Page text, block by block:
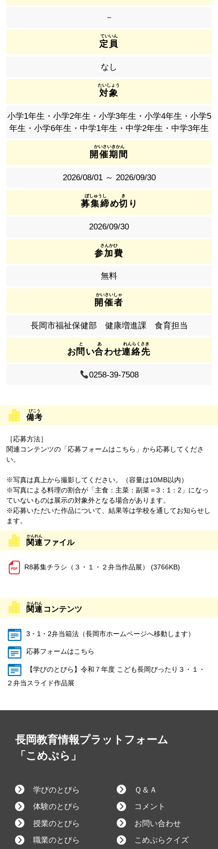
－
定員
なし
対象
小学1年生・小学2年生・小学3年生・小学4年生・小学5
年生・小学6年生・中学1年生・中学2年生・中学3年生
開催期間
2026/08/01 ～ 2026/09/30
募集締め切 り
2026/09/30
参加費
無料
開催者
長岡市福祉保健部 健康増進課 食育担当
お問 い合わせ連絡先
0258-39-7508
備考
［応募方法］
関連コンテンツの「応募フォームはこちら」から応募してくださ
い。
※写真は真上から撮影してください。（容量は10MB以内）
※写真による料理の割合が「主食：主菜：副菜＝3：1：2」になっ
ていないものは展示の対象外となる場合があります。
※応募いただいた作品について、結果等は学校を通してお知らせし
ます。
関連ファイル
R8募集チラシ（３・１・２弁当作品展） (3766KB)
関連 コンテンツ
3・1・2弁当箱法（長岡市ホームページへ移動します）
応募フォームはこちら
【学びのとびら】令和７年度 こども長岡ぴったり３・１・
２弁当スライド作品展
長岡教育情報プラットフォーム
「こめぷら」
学びのとびら
体験のとびら
授業のとびら
職業のとびら
Ｑ＆Ａ
コメント
お問い合わせ
こめぷらクイズ